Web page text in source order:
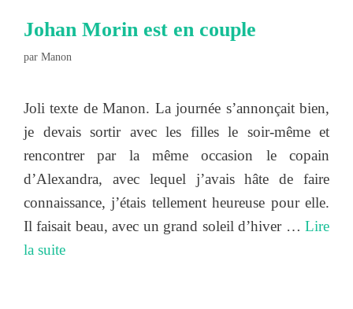
Johan Morin est en couple
par Manon
Joli texte de Manon. La journée s’annonçait bien,
je devais sortir avec les filles le soir-même et
rencontrer par la même occasion le copain
d’Alexandra, avec lequel j’avais hâte de faire
connaissance, j’étais tellement heureuse pour elle.
Il faisait beau, avec un grand soleil d’hiver … Lire
la suite